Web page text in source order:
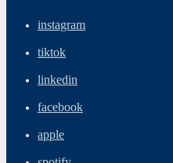
instagram
tiktok
linkedin
facebook
apple